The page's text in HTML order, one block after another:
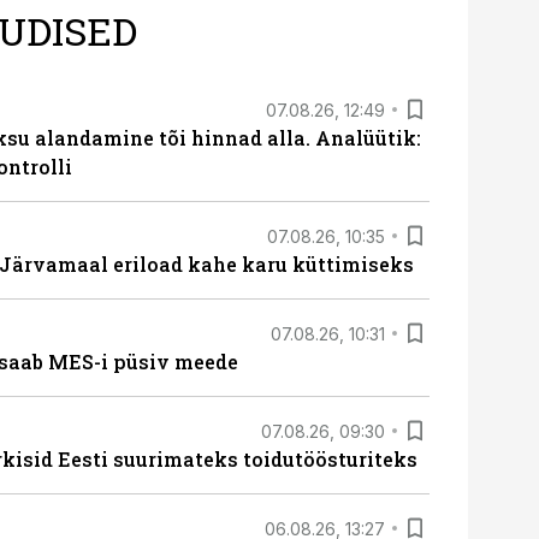
07.08.26, 12:49
alandamine tõi hinnad alla. Analüütik:
07.08.26, 10:35
eriload kahe karu küttimiseks
07.08.26, 10:31
MES-i püsiv meede
07.08.26, 09:30
Eesti suurimateks toidutöösturiteks
06.08.26, 13:27